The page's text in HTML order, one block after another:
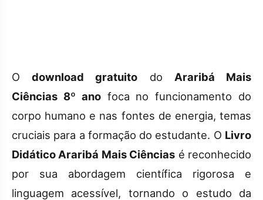
Odownload gratuito do Araribá Mais
Ciências 8º anofoca no funcionamento do
corpo humano e nas fontes de energia, temas
cruciais para a formação do estudante. O Livro
Didático Araribá Mais Ciências é reconhecido
por sua abordagem científica rigorosa e
linguagem acessível, tornando o estudo da